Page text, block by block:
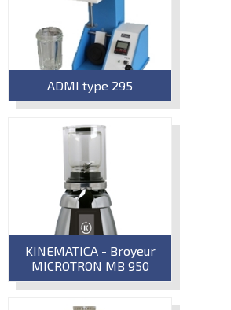
ADMI type 295
KINEMATICA - Broyeur
MICROTRON MB 950